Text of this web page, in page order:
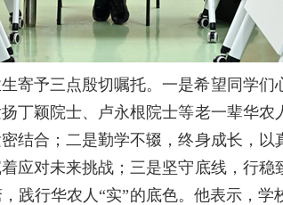
寄予三点殷切嘱托。一是希望同学们
丁颖院士、卢永根院士等老一辈华农
结合；二是勤学不辍，终身成长，以
应对未来挑战；三是坚守底线，行稳
践行华农人“实”的底色。他表示，学